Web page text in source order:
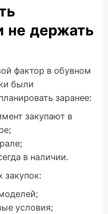
не держать
фактор в обувном
были
заранее:
закупают в
в наличии.
условия;